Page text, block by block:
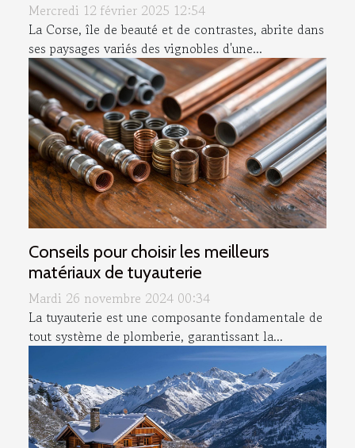
Mercredi 12 février 2025 12:54
La Corse, île de beauté et de contrastes, abrite dans
ses paysages variés des vignobles d'une...
Conseils pour choisir les meilleurs
matériaux de tuyauterie
Mardi 26 novembre 2024 00:34
La tuyauterie est une composante fondamentale de
tout système de plomberie, garantissant la...